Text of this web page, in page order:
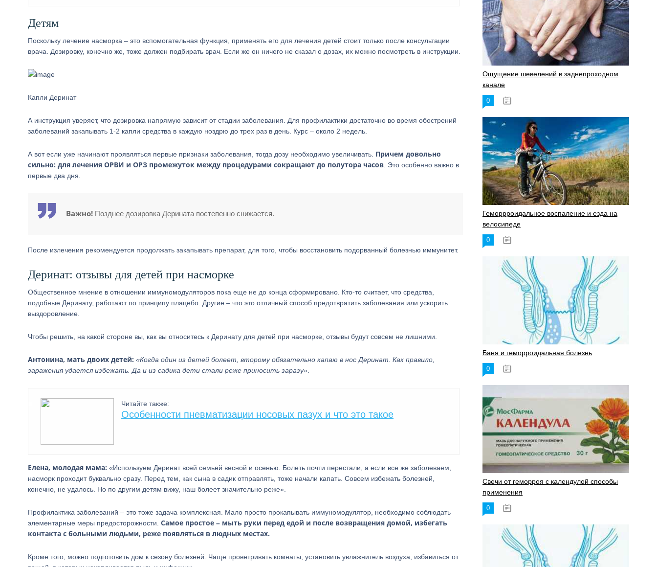
Детям
Поскольку лечение насморка – это вспомогательная функция, применять его для лечения детей стоит только после консультации
врача. Дозировку, конечно же, тоже должен подбирать врач. Если же он ничего не сказал о дозах, их можно посмотреть в инструкции.
Капли Деринат
А инструкция уверяет, что дозировка напрямую зависит от стадии заболевания. Для профилактики достаточно во время обострений
заболеваний закапывать 1-2 капли средства в каждую ноздрю до трех раз в день. Курс – около 2 недель.
А вот если уже начинают проявляться первые признаки заболевания, тогда дозу необходимо увеличивать. Причем довольно
сильно: для лечения ОРВИ и ОРЗ промежуток между процедурами сокращают до полутора часов . Это особенно важно в
первые два дня.
Важно! Позднее дозировка Дерината постепенно снижается.
После излечения рекомендуется продолжать закапывать препарат, для того, чтобы восстановить подорванный болезнью иммунитет.
Деринат: отзывы для детей при насморке
Общественное мнение в отношении иммуномодуляторов пока еще не до конца сформировано. Кто-то считает, что средства,
подобные Деринату, работают по принципу плацебо. Другие – что это отличный способ предотвратить заболевания или ускорить
выздоровление.
Чтобы решить, на какой стороне вы, как вы относитесь к Деринату для детей при насморке, отзывы будут совсем не лишними.
Антонина, мать двоих детей: «Когда один из детей болеет, второму обязательно капаю в нос Деринат. Как правило,
заражения удается избежать. Да и из садика дети стали реже приносить заразу»
Читайте также:
Особенности пневматизации носовых пазух и что это такое
Елена, молодая мама: «Используем Деринат всей семьей весной и осенью. Болеть почти перестали, а если все же заболеваем,
насморк проходит буквально сразу. Перед тем, как сына в садик отправлять, тоже начали капать. Совсем избежать болезней,
конечно, не удалось. Но по другим детям вижу, наш болеет значительно реже».
Профилактика заболеваний – это тоже задача комплексная. Мало просто прокапывать иммуномодулятор, необходимо соблюдать
элементарные меры предосторожности. Самое простое – мыть руки перед едой и после возвращения домой, избегать
контакта с больными людьми, реже появляться в людных местах.
Кроме того, можно подготовить дом к сезону болезней. Чаще проветривать комнаты, установить увлажнитель воздуха, избавиться от
Ощущение шевелений в заднепроходном
канале
0
Геморрроидальное воспаление и езда на
велосипеде
0
Баня и геморроидальная болезнь
0
Свечи от геморроя с календулой способы
применения
0